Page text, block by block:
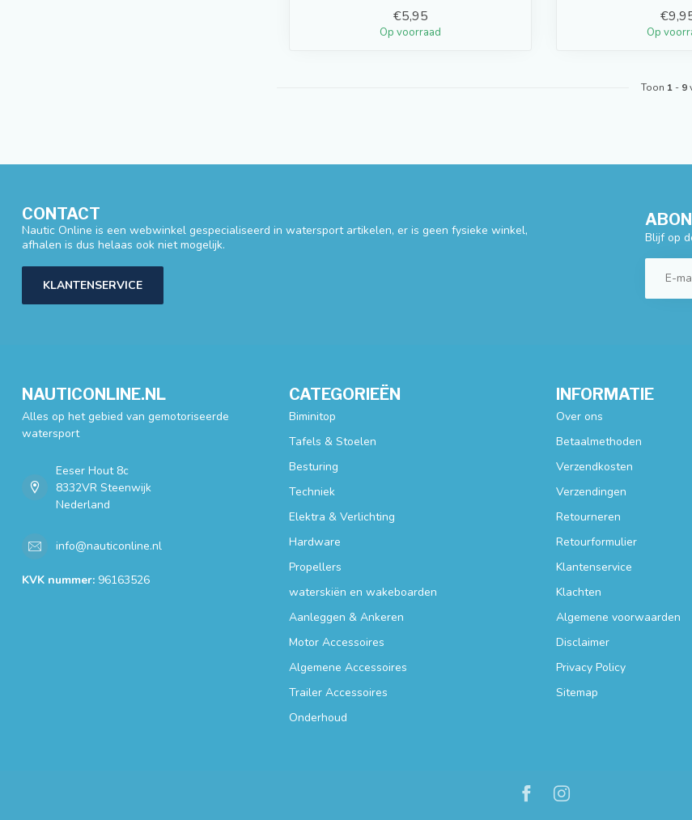
€5,95
Op voorraad Op
Toon 1 - 9
CONTACT
Nautic Online is een webwinkel gespecialiseerd in watersport artikelen, er is geen fysieke winkel,
afhalen is dus helaas ook niet mogelijk.
KLANTENSERVICE
Blijf op
NAUTICONLINE.NL
Alles op het gebied van gemotoriseerde
watersport
Eeser Hout 8c
8332VR Steenwijk
Nederland
info@nauticonline.nl
KVK nummer: 96163526
CATEGORIEËN
Biminitop
Tafels & Stoelen
Besturing
Techniek
Elektra & Verlichting
Hardware
Propellers
waterskiën en wakeboarden
Aanleggen & Ankeren
Motor Accessoires
Algemene Accessoires
Trailer Accessoires
Onderhoud
INFORMATIE
Over ons
Betaalmethoden
Verzendkosten
Verzendingen
Retourneren
Retourformulier
Klantenservice
Klachten
Algemene voorwaarden
Disclaimer
Privacy Policy
Sitemap